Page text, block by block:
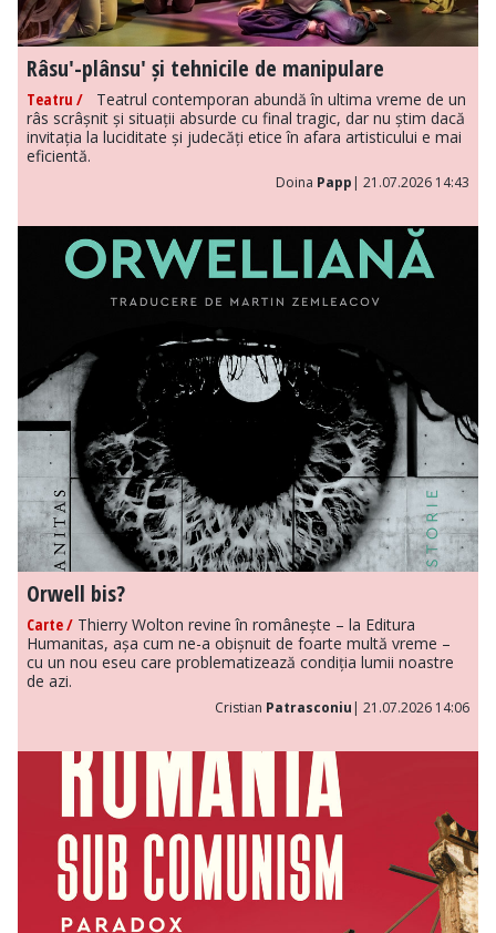
Râsu'-plânsu' și tehnicile de manipulare
Teatru / Teatrul contemporan abundă în ultima vreme de un
râs scrâșnit și situații absurde cu final tragic, dar nu știm dacă
invitația la luciditate și judecăți etice în afara artisticului e mai
eficientă.
Doina Papp | 21.07.2026 14:43
Orwell bis?
Carte / Thierry Wolton revine în românește – la Editura
Humanitas, așa cum ne-a obișnuit de foarte multă vreme –
cu un nou eseu care problematizează condiția lumii noastre
de azi.
Cristian Patrasconiu | 21.07.2026 14:06